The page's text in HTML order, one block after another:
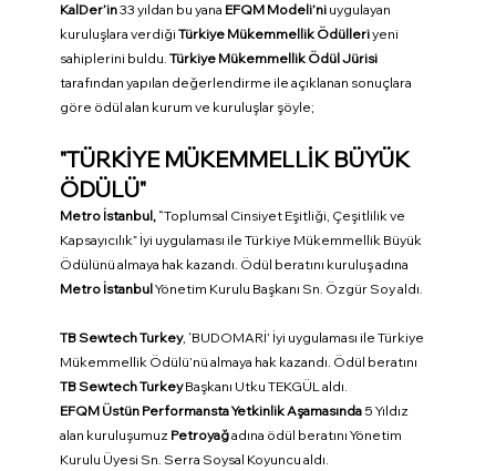
KalDer’in 33 yıldan bu yana EFQM Modeli’ni uygulayan
kuruluşlara verdiği Türkiye Mükemmellik Ödülleri yeni
sahiplerini buldu. Türkiye Mükemmellik Ödül Jürisi
tarafından yapılan değerlendirme ile açıklanan sonuçlara
göre ödül alan kurum ve kuruluşlar şöyle;
"TÜRKİYE MÜKEMMELLİK BÜYÜK
ÖDÜLÜ"
Metro İstanbul, “Toplumsal Cinsiyet Eşitliği, Çeşitlilik ve
Kapsayıcılık” İyi uygulaması ile Türkiye Mükemmellik Büyük
Ödülünü almaya hak kazandı. Ödül beratını kuruluş adına
Metro İstanbul Yönetim Kurulu Başkanı Sn. Özgür Soy aldı.
TB Sewtech Turkey, ‘BUDOMARİ’ İyi uygulaması ile Türkiye
Mükemmellik Ödülü’nü almaya hak kazandı. Ödül beratını
TB Sewtech Turkey Başkanı Utku TEKGÜL aldı.
EFQM Üstün Performansta Yetkinlik Aşamasında 5 Yıldız
alan kuruluşumuz Petroyağ adına ödül beratını Yönetim
Kurulu Üyesi Sn. Serra Soysal Koyuncu aldı.